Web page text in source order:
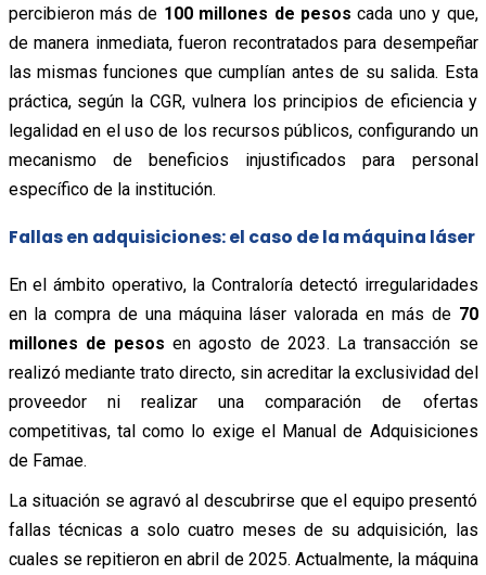
percibieron más de 100 millones de pesos cada uno y que,
de manera inmediata, fueron recontratados para desempeñar
las mismas funciones que cumplían antes de su salida. Esta
práctica, según la CGR, vulnera los principios de eficiencia y
legalidad en el uso de los recursos públicos, configurando un
mecanismo de beneficios injustificados para personal
específico de la institución.
Fallas en adquisiciones: el caso de la máquina láser
En el ámbito operativo, la Contraloría detectó irregularidades
en la compra de una máquina láser valorada en más de 70
millones de pesos en agosto de 2023. La transacción se
realizó mediante trato directo, sin acreditar la exclusividad del
proveedor ni realizar una comparación de ofertas
competitivas, tal como lo exige el Manual de Adquisiciones
de Famae.
La situación se agravó al descubrirse que el equipo presentó
fallas técnicas a solo cuatro meses de su adquisición, las
cuales se repitieron en abril de 2025. Actualmente, la máquina